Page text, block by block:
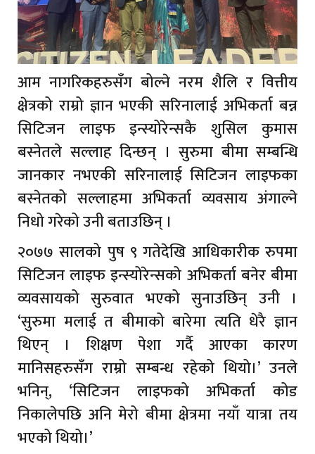
आम नागरिकहरुसँग बोल्ने नरम शैलि र वित्तीय
क्षेत्रको राम्रो ज्ञान भएकी सरिनालाई अभिकर्ता बन्न
सिटिजन लाइफ इन्स्योरेन्सकै शुसिल कुमास
बस्नेतले सल्लाह दिन्छन् । सुरुमा बीमा सम्बन्धि
जानकार नभएकी सरिनालाई सिटिजन लाइफका
बस्नेतको सल्लाहमा अभिकर्ता व्यवसाय अंगाल्ने
निधो गरेको उनी बताउछिन् ।
२०७७ सालको पुष ९ गतेदेखि आधिकारीक रुपमा
सिटिजन लाइफ इन्स्योरेन्सको अभिकर्ता बनेर बीमा
व्यवसायको सुरुवात भएको सुनाउछिन् उनी ।
‘सुरुमा मलाई त बीमाको बारेमा त्यति धेरै ज्ञान
थिएन् । शिक्षण पेशा गर्दै आएका कारण
मानिसहरुसँग राम्रो सम्बन्ध रहेको थियो।’ उनले
भनिन्, ‘सिटिजन लाइफको अभिकर्ता कोड
निकालेपछि अनि मेरो बीमा क्षेत्रमा नयाँ यात्रा तय
भएको थियो।’